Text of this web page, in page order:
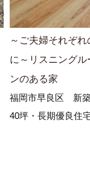
～ご夫婦それぞ
に～リスニングル
ンのある家
福岡市早良区 新
40坪・長期優良住